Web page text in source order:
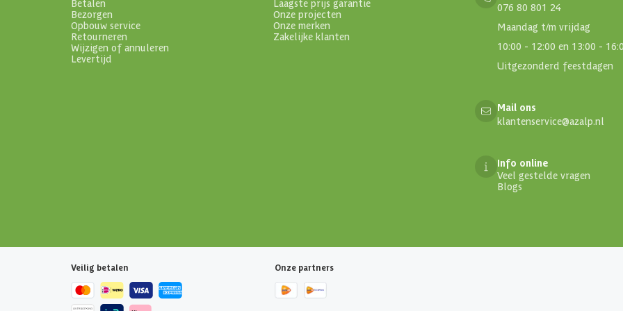
Betalen
Bezorgen
Opbouw service
Retourneren
Wijzigen of annuleren
Levertijd
Laagste prijs garantie
Onze projecten
Onze merken
Zakelijke klanten
076 80 801 24
Maandag t/m vrijdag
10:00 - 12:00 en 13:00 -
Uitgezonderd feestdagen
Mail ons
klantenservice@azalp.nl
Info online
Veel gestelde vragen
Blogs
Veilig betalen Onze partners